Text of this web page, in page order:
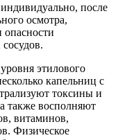
после
осмотра,
опасности
этилового
капельниц с
токсины и
также восполняют
витаминов,
Физическое